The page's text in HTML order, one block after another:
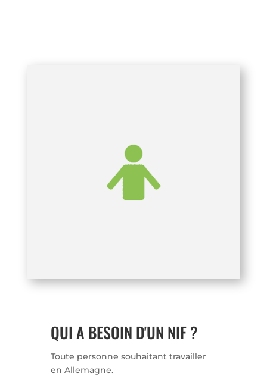
QUI A BESOIN D'UN NIF ?
Toute personne souhaitant travailler
en Allemagne.